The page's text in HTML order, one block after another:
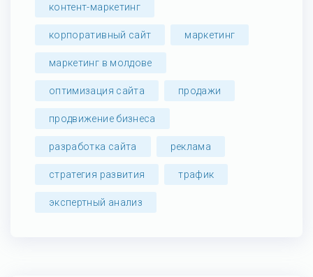
контент-маркетинг
корпоративный сайт маркетинг
маркетинг в молдове
оптимизация сайта продажи
продвижение бизнеса
разработка сайта реклама
стратегия развития трафик
экспертный анализ